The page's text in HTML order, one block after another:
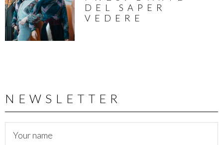
DEL SAPER
VEDERE
NEWSLETTER